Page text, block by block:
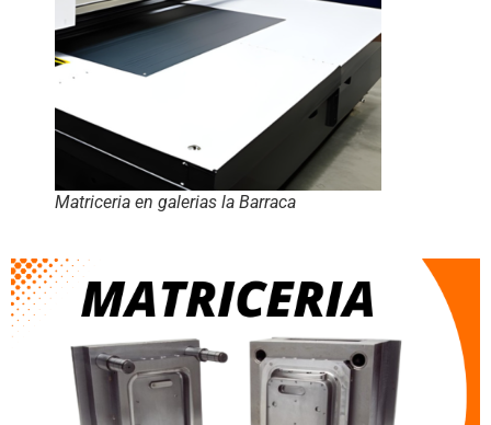
Matriceria en galerias la Barraca